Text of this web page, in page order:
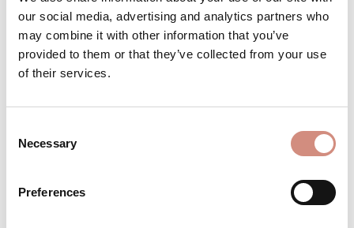
our social media, advertising and analytics partners who
may combine it with other information that you’ve
provided to them or that they’ve collected from your use
of their services.
Selection
Necessary
Preferences
Produkt Anzahl: Gib den
Stk IN DEN WARENKORB
Produktnummer:
10.000 mm 1. Lage: 94% Polyester, 6%